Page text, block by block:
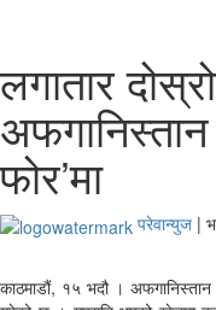
लगातार
फोर’मा
परेवान्युज |
काठमाडौं, १५ भदौ ।